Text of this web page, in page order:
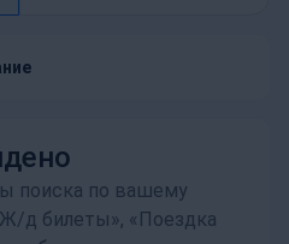
поиска по вашему
д билеты», «Поездка